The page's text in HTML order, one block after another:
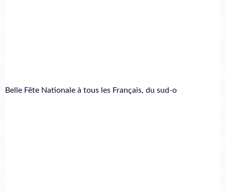
Belle Fête Nationale à tous les Français, du sud-o